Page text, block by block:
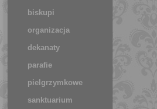
rezydencja
biskupi
organizacja
terytorialna
dekanaty
parafie
pielgrzymkowe
miejsca
sanktuarium